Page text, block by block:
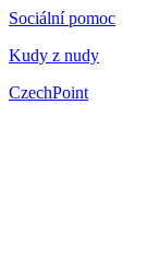
Sociální pomoc
Kudy z nudy
CzechPoint